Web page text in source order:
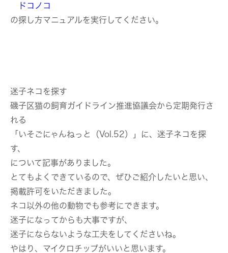
ドコノコ
の探し方マニュアルを実行してください。
迷子ネコを探す
磯子区猫の飼育ガイドライン推進協議会から定期発行さ
れる
「いそごにゃんねっと（Vol.52）」に、迷子ネコを探
す、
について記事がありました。
とてもよくできているので、ぜひご紹介したいと思い、
掲載許可をいただきました。
ネコ以外の他の動物でも参考にできます。
迷子になってからも大事ですが、
迷子にならないような工夫をしてくださいね。
やはり、マイクロチップがいいと思います。